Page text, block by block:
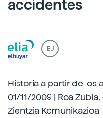
accidentes
EU
Historia a partir de los
01/11/2009 | Roa
Zientzia Komunikazioa